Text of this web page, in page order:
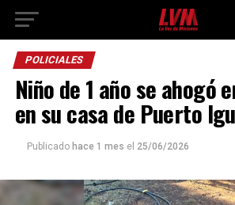
POLICIALES
Niño de 1 año se ahogó
en su casa de Puerto
Publicado hace 1 mes el 25/06/2026